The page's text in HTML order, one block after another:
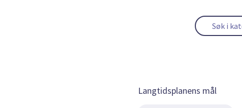
Langtidsplanens mål